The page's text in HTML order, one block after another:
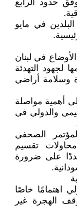
حدود الرابع
في مايو
في لبنان
لجهود التهدئة
وسلامة أراضي
أهمية مواصلة
والدولي في
الصحفي
تقسيم
على ضرورة
اهتمامًا خاصًا
الهجرة غير